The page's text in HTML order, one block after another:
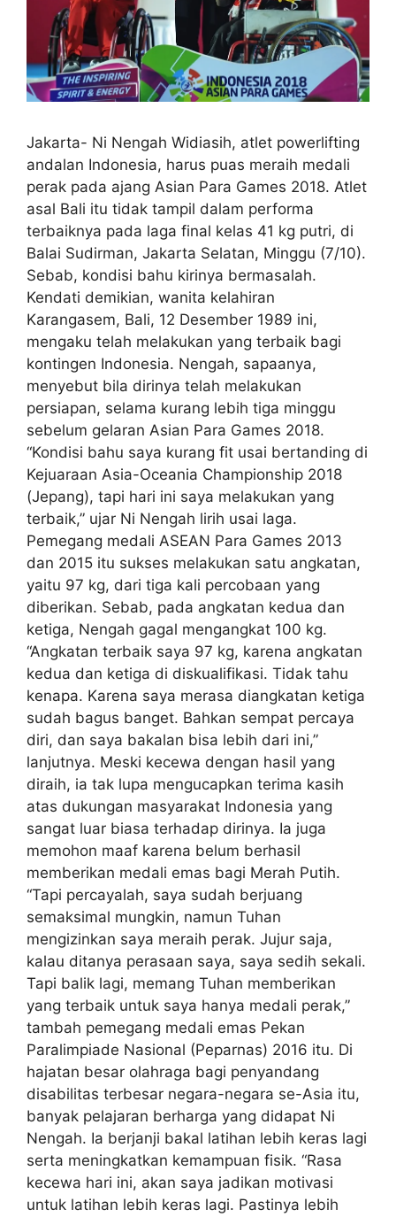
Jakarta- Ni Nengah Widiasih, atlet powerlifting
andalan Indonesia, harus puas meraih medali
perak pada ajang Asian Para Games 2018. Atlet
asal Bali itu tidak tampil dalam performa
terbaiknya pada laga final kelas 41 kg putri, di
Balai Sudirman, Jakarta Selatan, Minggu (7/10).
Sebab, kondisi bahu kirinya bermasalah.
Kendati demikian, wanita kelahiran
Karangasem, Bali, 12 Desember 1989 ini,
mengaku telah melakukan yang terbaik bagi
kontingen Indonesia. Nengah, sapaanya,
menyebut bila dirinya telah melakukan
persiapan, selama kurang lebih tiga minggu
sebelum gelaran Asian Para Games 2018.
“Kondisi bahu saya kurang fit usai bertanding di
Kejuaraan Asia-Oceania Championship 2018
(Jepang), tapi hari ini saya melakukan yang
terbaik,” ujar Ni Nengah lirih usai laga.
Pemegang medali ASEAN Para Games 2013
dan 2015 itu sukses melakukan satu angkatan,
yaitu 97 kg, dari tiga kali percobaan yang
diberikan. Sebab, pada angkatan kedua dan
ketiga, Nengah gagal mengangkat 100 kg.
“Angkatan terbaik saya 97 kg, karena angkatan
kedua dan ketiga di diskualifikasi. Tidak tahu
kenapa. Karena saya merasa diangkatan ketiga
sudah bagus banget. Bahkan sempat percaya
diri, dan saya bakalan bisa lebih dari ini,”
lanjutnya. Meski kecewa dengan hasil yang
diraih, ia tak lupa mengucapkan terima kasih
atas dukungan masyarakat Indonesia yang
sangat luar biasa terhadap dirinya. Ia juga
memohon maaf karena belum berhasil
memberikan medali emas bagi Merah Putih.
“Tapi percayalah, saya sudah berjuang
semaksimal mungkin, namun Tuhan
mengizinkan saya meraih perak. Jujur saja,
kalau ditanya perasaan saya, saya sedih sekali.
Tapi balik lagi, memang Tuhan memberikan
yang terbaik untuk saya hanya medali perak,”
tambah pemegang medali emas Pekan
Paralimpiade Nasional (Peparnas) 2016 itu. Di
hajatan besar olahraga bagi penyandang
disabilitas terbesar negara-negara se-Asia itu,
banyak pelajaran berharga yang didapat Ni
Nengah. Ia berjanji bakal latihan lebih keras lagi
serta meningkatkan kemampuan fisik. “Rasa
kecewa hari ini, akan saya jadikan motivasi
untuk latihan lebih keras lagi. Pastinya lebih